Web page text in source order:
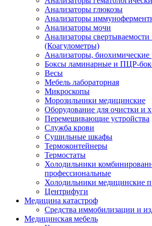
Анализаторы глюкозы
Анализаторы
Анализаторы мочи
Анализаторы свертываемости
(Коагулометры)
Анализаторы, биохимические
Боксы ламинарные и ПЦР-
Весы
Мебель лабораторная
Микроскопы
Морозильники медицинские
Оборудование для очистки и
Перемешивающие устройства
Служба крови
Сушильные шкафы
Термоконтейнеры
Термостаты
Холодильники
профессиональные
Холодильники медицинские
Центрифуги
Медицина катастроф
Средства иммобилизации и
Медицинская мебель